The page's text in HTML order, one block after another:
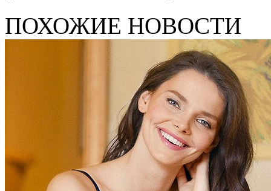
ПОХОЖИЕ НОВОСТИ